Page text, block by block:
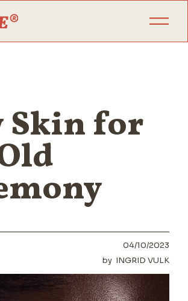
Skin for
04/10/2023
by INGRID VULK